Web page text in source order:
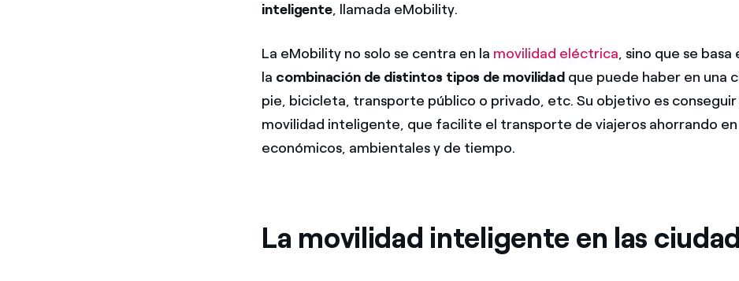
inteligente, llamada eMobility.
La eMobility no solo se centra en la movilidad eléctrica, sino que se basa
la combinación de distintos tipos de movilidad que puede haber en una
pie, bicicleta, transporte público o privado, etc. Su objetivo es conseguir
movilidad inteligente, que facilite el transporte de viajeros ahorrando
económicos, ambientales y de tiempo.
La movilidad inteligente en las